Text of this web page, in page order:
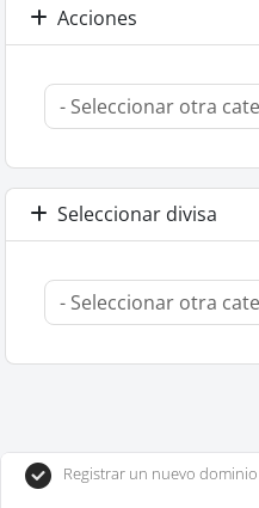
Acciones
Seleccionar divisa
Registrar un nuevo dominio